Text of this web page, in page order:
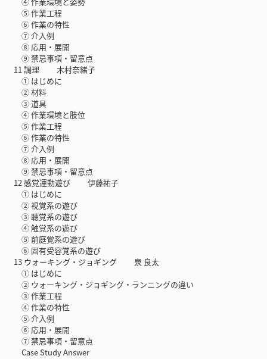
⑤ 作業工程
⑥ 作業の特性
⑦ 介入例
⑧ 応用・展開
⑨ 禁忌事項・留意点
11 調理 木村奈緒子
① はじめに
② 材料
③ 道具
④ 作業環境と肢位
⑤ 作業工程
⑥ 作業の特性
⑦ 介入例
⑧ 応用・展開
⑨ 禁忌事項・留意点
12 感覚運動遊び 伊藤祐子
① はじめに
② 視覚系の遊び
③ 聴覚系の遊び
④ 触覚系の遊び
⑤ 前庭覚系の遊び
⑥ 固有受容覚系の遊び
13 ウォーキング・ジョギング 泉 良太
① はじめに
② ウォーキング・ジョギング・ランニングの違い
③ 作業工程
④ 作業の特性
⑤ 介入例
⑥ 応用・展開
⑦ 禁忌事項・留意点
Case Study Answer